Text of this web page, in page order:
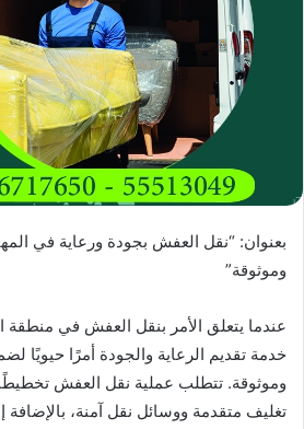
بعنوان: “نقل العفش بجودة ورعاية في
وموثوقة”
عندما يتعلق الأمر بنقل العفش في منطقة
خدمة تقديم الرعاية والجودة أمرًا حيويًا
وموثوقة. تتطلب عملية نقل العفش
تغليف متقدمة ووسائل نقل آمنة،